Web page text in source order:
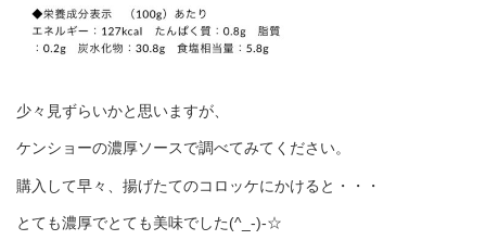
少々見ずらいかと思いますが、
ケンショーの濃厚ソースで調べてみてください。
購入して早々、揚げたてのコロッケにかけると・・・
とても濃厚でとても美味でした(^_-)-☆